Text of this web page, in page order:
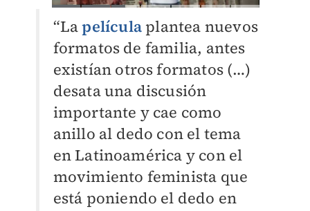
“Lapelículaplantea nuevos
formatos de familia, antes
existían otros formatos (…)
desata una discusión
importante y cae como
anillo al dedo con el tema
en Latinoamérica y con el
movimiento feminista que
está poniendo el dedo en